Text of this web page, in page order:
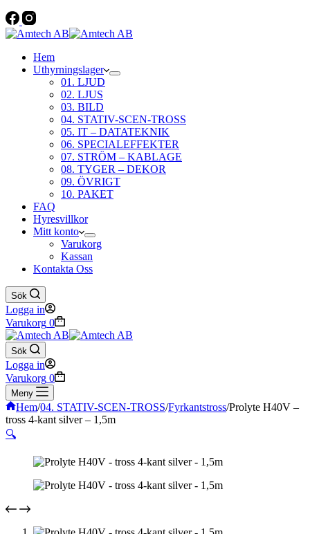
Hem
Uthyrningslager
01. LJUD
02. LJUS
03. BILD
04. STATIV-SCEN-TROSS
05. IT – DATATEKNIK
06. SPECIALEFFEKTER
07. STRÖM – KABLAGE
08. TYGER – DEKOR
09. ÖVRIGT
10. PAKET
FAQ
Hyresvillkor
Mitt konto
Varukorg
Kassan
Kontakta Oss
Sök
Logga in
Varukorg 0
Sök
Logga in
Varukorg 0
Meny
Hem/04. STATIV-SCEN-TROSS/Fyrkantstross/Prolyte H40V –
tross 4-kant silver – 1,5m
🔍